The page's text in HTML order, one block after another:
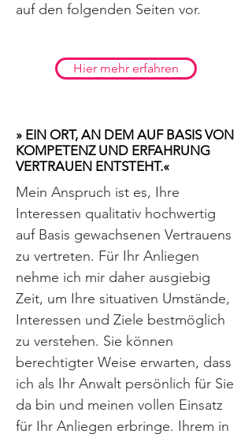
auf den folgenden Seiten vor.
Hier mehr erfahren
» EIN ORT, AN DEM AUF BASIS VON
KOMPETENZ UND ERFAHRUNG
VERTRAUEN ENTSTEHT.«
Mein Anspruch ist es, Ihre
Interessen qualitativ hochwertig
auf Basis gewachsenen Vertrauens
zu vertreten. Für Ihr Anliegen
nehme ich mir daher ausgiebig
Zeit, um Ihre situativen Umstände,
Interessen und Ziele bestmöglich
zu verstehen. Sie können
berechtigter Weise erwarten, dass
ich als Ihr Anwalt persönlich für Sie
da bin und meinen vollen Einsatz
für Ihr Anliegen erbringe. Ihrem in